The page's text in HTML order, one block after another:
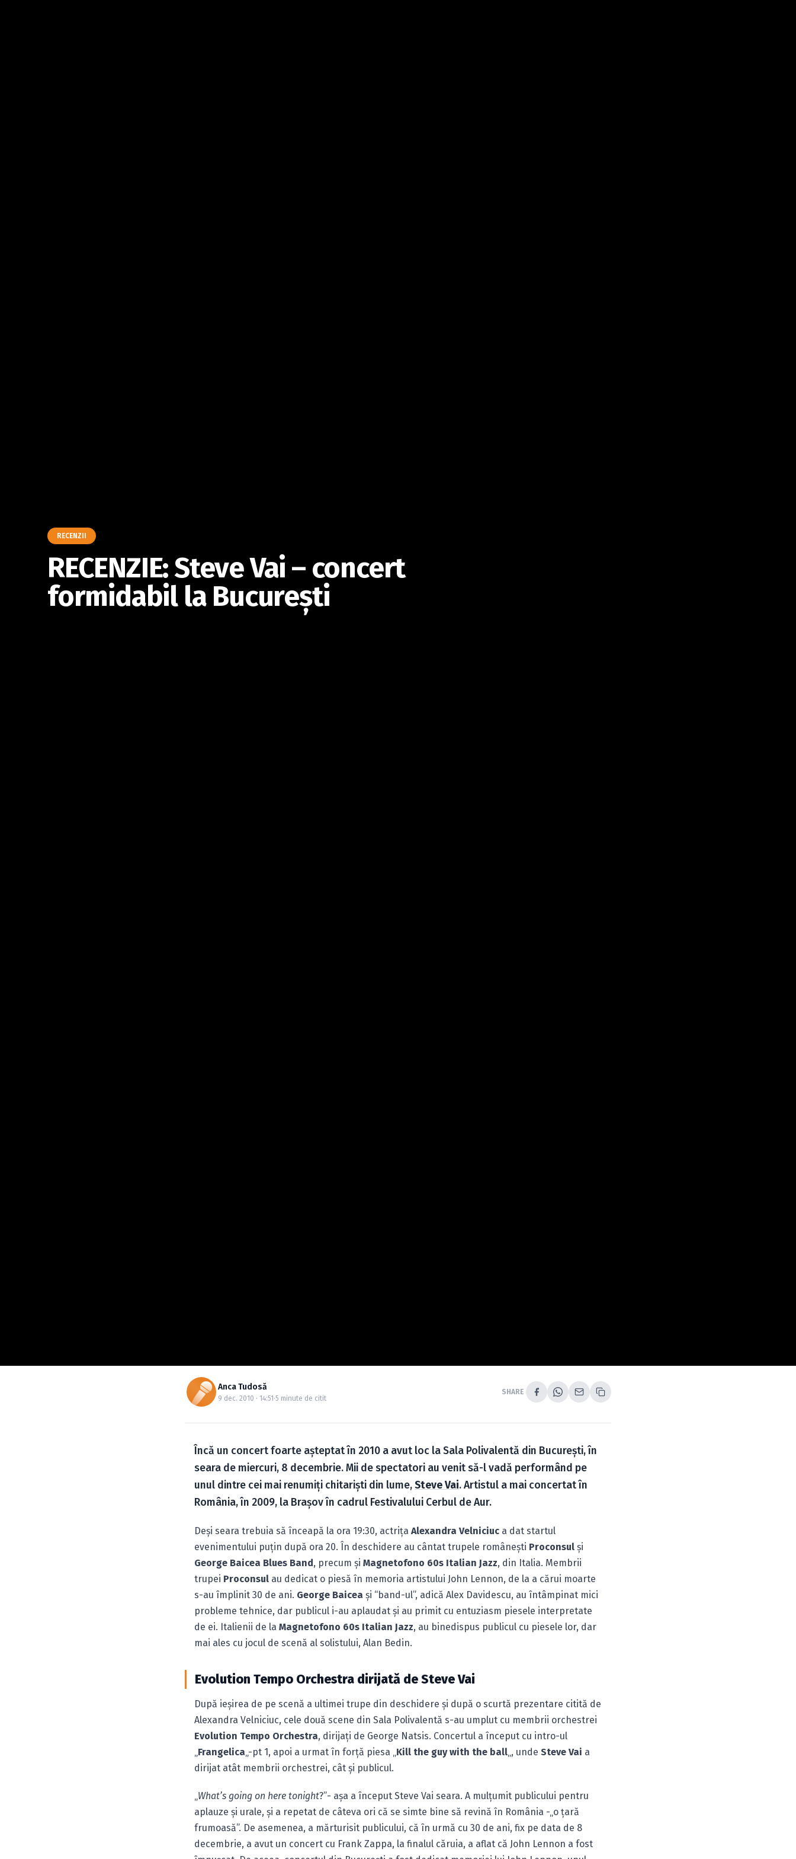
RECENZII
RECENZIE: Steve Vai – concert
formidabil la Bucureşti
Anca Tudosă
9 dec. 2010 · 14:51·5 minute de citit
SHARE
Încă un concert foarte aşteptat în 2010 a avut loc la Sala Polivalentă din Bucureşti, în
seara de miercuri, 8 decembrie. Mii de spectatori au venit să-l vadă performând pe
unul dintre cei mai renumiţi chitarişti din lume,Steve Vai. Artistul a mai concertat în
România, în 2009, la Braşov în cadrul Festivalului Cerbul de Aur.
Deşi seara trebuia să înceapă la ora 19:30, actriţa Alexandra Velniciuc a dat startul
evenimentului puţin după ora 20. În deschidere au cântat trupele româneşti Proconsul şi
George Baicea Blues Band, precum şi Magnetofono 60s Italian Jazz, din Italia. Membrii
trupei Proconsul au dedicat o piesă în memoria artistului John Lennon, de la a cărui moarte
s-au împlinit 30 de ani. George Baicea şi “band-ul”, adică Alex Davidescu, au întâmpinat mici
probleme tehnice, dar publicul i-au aplaudat şi au primit cu entuziasm piesele interpretate
de ei. Italienii de la Magnetofono 60s Italian Jazz, au binedispus publicul cu piesele lor, dar
mai ales cu jocul de scenă al solistului, Alan Bedin.
Evolution Tempo Orchestra dirijată de Steve Vai
După ieşirea de pe scenă a ultimei trupe din deschidere şi după o scurtă prezentare citită de
Alexandra Velniciuc, cele două scene din Sala Polivalentă s-au umplut cu membrii orchestrei
Evolution Tempo Orchestra, dirijaţi de George Natsis. Concertul a început cu intro-ul
„Frangelica„-pt 1, apoi a urmat în forţă piesa „Kill the guy with the ball„, unde Steve Vai a
dirijat atât membrii orchestrei, cât şi publicul.
„What’s going on here tonight?”- aşa a început Steve Vai seara. A mulţumit publicului pentru
aplauze şi urale, şi a repetat de câteva ori că se simte bine să revină în România -„o ţară
frumoasă”. De asemenea, a mărturisit publicului, că în urmă cu 30 de ani, fix pe data de 8
decembrie, a avut un concert cu Frank Zappa, la finalul căruia, a aflat că John Lennon a fost